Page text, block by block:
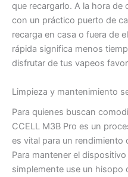
que recargarlo. A la hora de
con un práctico puerto de
recarga en casa o fuera de
rápida significa menos
disfrutar de tus vapeos
Limpieza y mantenimiento
Para quienes buscan
CCELL M3B Pro es un
es vital para un rendimiento
Para mantener el
simplemente use un hisopo